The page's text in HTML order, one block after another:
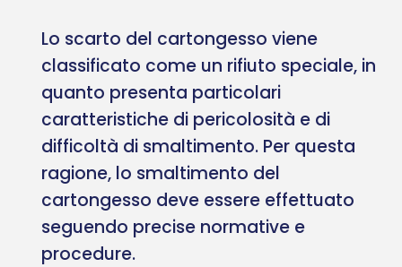
Lo scarto del cartongesso viene
classificato come un rifiuto speciale, in
quanto presenta particolari
caratteristiche di pericolosità e di
difficoltà di smaltimento. Per questa
ragione, lo smaltimento del
cartongesso deve essere effettuato
seguendo precise normative e
procedure.